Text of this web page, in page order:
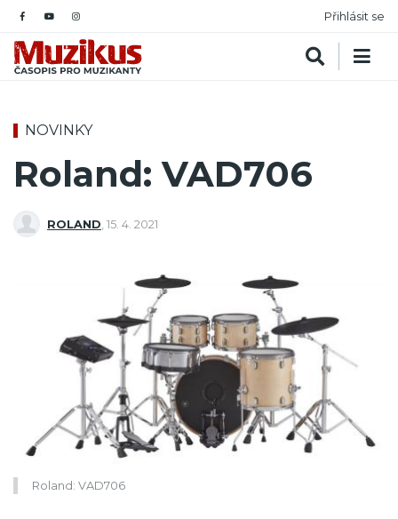
Přihlásit se
NOVINKY
Roland: VAD706
ROLAND 15. 4. 2021
Roland: VAD706